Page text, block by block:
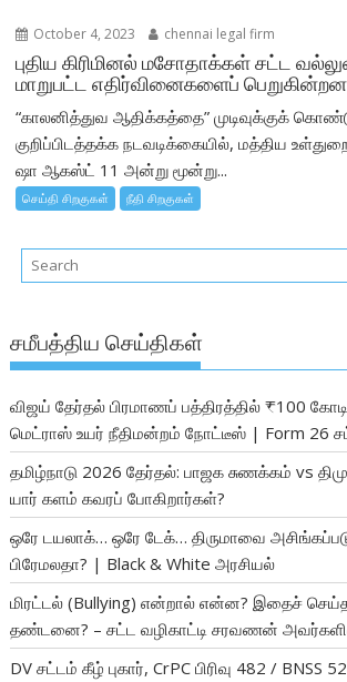
October 4, 2023 chennai legal firm
புதிய கிரிமினல் மசோதாக்கள் சட்ட
மாறுபட்ட எதிர்வினைகளைப் பெறுகின்றன
“காலனித்துவ ஆதிக்கத்தை” முடிவுக்குக்
குறிப்பிடத்தக்க நடவடிக்கையில், மத்திய
ஷா ஆகஸ்ட் 11 அன்று மூன்று...
செய்தி சிறகுகள் நீதி சிறகுகள்
சமீபத்திய செய்திகள்
விஜய் தேர்தல் பிரமாணப் பத்திரத்தில் ₹100
மெட்ராஸ் உயர் நீதிமன்றம் நோட்டீஸ் | Form 26
தமிழ்நாடு 2026 தேர்தல்: பாஜக சுணக்கம் vs
யார் களம் கவரப் போகிறார்கள்?
ஒரே டயலாக்… ஒரே டேக்… திருமாவை
பிரேமலதா? | Black & White அரசியல்
மிரட்டல் (Bullying) என்றால் என்ன? இதைச்
தண்டனை? – சட்ட வழிகாட்டி சரவணன்
DV சட்டம் கீழ் புகார், CrPC பிரிவு 482 / BNSS